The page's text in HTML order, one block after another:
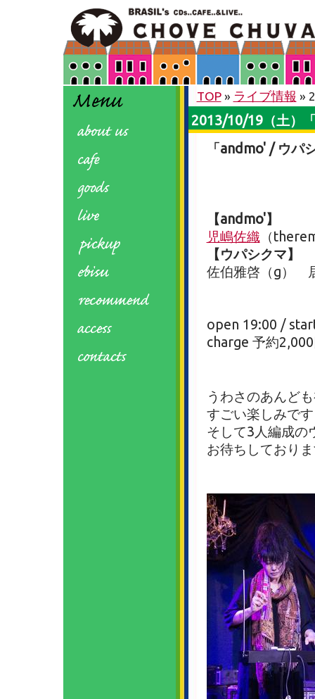
TOP» ライブ情報 »
2013/10/19（土）
「andmo' / ウパ
【andmo'】
児嶋佐織（
【ウパシクマ】
佐伯雅啓（g）
open 19:00 /
charge 予約
うわさのあんど
すごい楽しみで
そして3人編成の
お待ちしており